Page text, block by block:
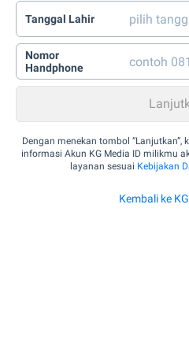
Tanggal Lahir
Nomor
Handphone
Dengan menekan tombol
informasi Akun KG Media ID milikmu
layanan sesuai Kebijakan
Kembali ke